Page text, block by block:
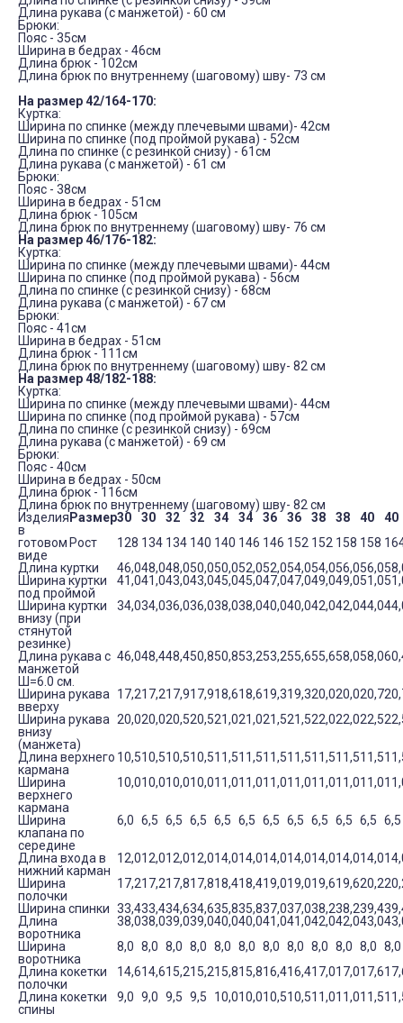
Длина рукава (с манжетой) - 60 см
Брюки:
Пояс - 35см
Ширина в бедрах - 46см
Длина брюк - 102см
Длина брюк по внутреннему (шаговому) шву- 73 см
На размер 42/164-170:
Куртка:
Ширина по спинке (между плечевыми швами)- 42см
Ширина по спинке (под проймой рукава) - 52см
Длина по спинке (с резинкой снизу) - 61см
Длина рукава (с манжетой) - 61 см
Брюки:
Пояс - 38см
Ширина в бедрах - 51см
Длина брюк - 105см
Длина брюк по внутреннему (шаговому) шву- 76 см
На размер 46/176-182:
Куртка:
Ширина по спинке (между плечевыми швами)- 44см
Ширина по спинке (под проймой рукава) - 56см
Длина по спинке (с резинкой снизу) - 68см
Длина рукава (с манжетой) - 67 см
Брюки:
Пояс - 41см
Ширина в бедрах - 51см
Длина брюк - 111см
Длина брюк по внутреннему (шаговому) шву- 82 см
На размер 48/182-188:
Куртка:
Ширина по спинке (между плечевыми швами)- 44см
Ширина по спинке (под проймой рукава) - 57см
Длина по спинке (с резинкой снизу) - 69см
Длина рукава (с манжетой) - 69 см
Брюки:
Пояс - 40см
Ширина в бедрах - 50см
Длина брюк - 116см
Длина брюк по внутреннему (шаговому) шву- 82 см
Изделия
в
готовом
виде
Размер30 30 32 32 34 34 36 36 38 38 40
40
Рост
128 134 134 140 140 146 146 152 152 158 158
Длина куртки
46,048,048,050,050,052,052,054,054,056,056,0
Ширина куртки
под проймой
41,041,043,043,045,045,047,047,049,049,051,0
Ширина куртки
внизу (при
стянутой
резинке)
34,034,036,036,038,038,040,040,042,042,044,0
Длина рукава с
манжетой
Ш=6.0 см.
46,048,448,450,850,853,253,255,655,658,058,0
Ширина рукава
вверху
17,217,217,917,918,618,619,319,320,020,020,7
Ширина рукава
внизу
(манжета)
20,020,020,520,521,021,021,521,522,022,022,5
Длина верхнего
кармана
10,510,510,510,511,511,511,511,511,511,511,5
Ширина
верхнего
кармана
10,010,010,010,011,011,011,011,011,011,011,0
Ширина
клапана по
середине
6,0 6,5 6,5 6,5 6,5 6,5 6,5 6,5 6,5 6,5 6,5 6,5
Длина входа в
нижний карман
12,012,012,012,014,014,014,014,014,014,014,0
Ширина
полочки
17,217,217,817,818,418,419,019,019,619,620,2
Ширина спинки 33,433,434,634,635,835,837,037,038,238,239,4
Длина
воротника
38,038,039,039,040,040,041,041,042,042,043,0
Ширина
воротника
8,0 8,0 8,0 8,0 8,0 8,0 8,0 8,0 8,0 8,0 8,0 8,0
Длина кокетки
полочки
14,614,615,215,215,815,816,416,417,017,017,6
Длина кокетки
спины
9,0 9,0 9,5 9,5 10,010,010,510,511,011,011,5